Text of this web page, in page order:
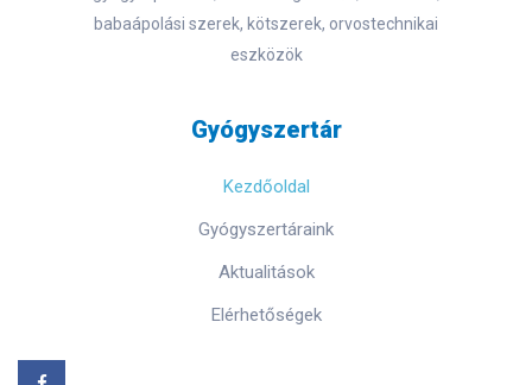
babaápolási szerek, kötszerek, orvostechnikai
eszközök
Gyógyszertár
Kezdőoldal
Gyógyszertáraink
Aktualitások
Elérhetőségek